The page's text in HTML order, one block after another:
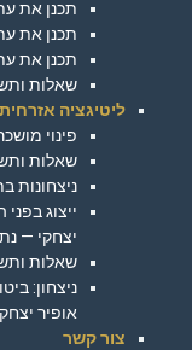
תכנן את
תכנן את
תכנן את
שאלות
ליטיגציה אזרחית
פינוי
שאלות
ניצחונות
ייצוג
יצחקי —
שאלות
אופיר
צור קשר